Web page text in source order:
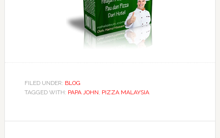
FILED UNDER: BLOG
TAGGED WITH: PAPA JOHN, PIZZA MALAYSIA